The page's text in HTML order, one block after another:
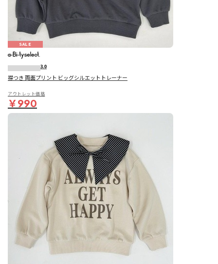
SALE
3.0
襟つき 両面プリント ビッグシルエットトレーナー
アウトレット価格
￥990